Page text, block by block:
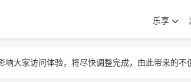
乐享
大家访问体验，将尽快调整完成，由此带来的不
大家访问体验，将尽快调整完成，由此带来的不